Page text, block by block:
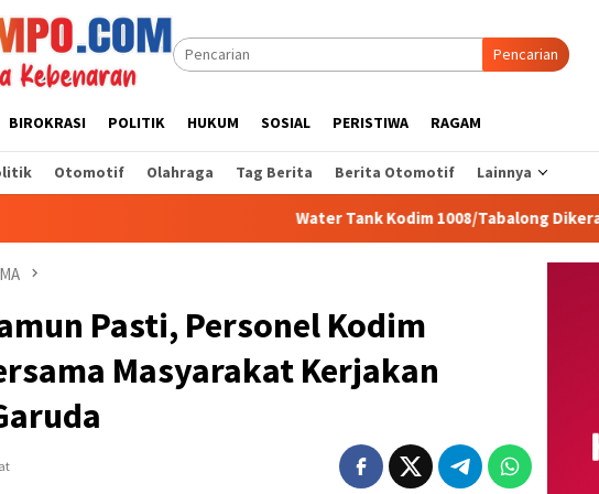
Pencarian
BIROKRASI POLITIK HUKUM SOSIAL PERISTIWA RAGAM
Otomotif Olahraga Tag Berita Berita Otomotif Lainnya
Water Tank Kodim 1008/Tabalong Dikerahkan Atasi
Pasti, Personel Kodim
Masyarakat Kerjakan